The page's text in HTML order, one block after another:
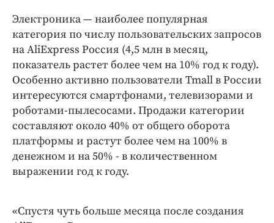
Электроника — наиболее популярная
категория по числу пользовательских запросов
на AliExpress Россия (4,5 млн в месяц,
показатель растет более чем на 10% год к году).
Особенно активно пользователи Tmall в России
интересуются смартфонами, телевизорами и
роботами-пылесосами. Продажи категории
составляют около 40% от общего оборота
платформы и растут более чем на 100% в
денежном и на 50% - в количественном
выражении год к году.
«Спустя чуть больше месяца после создания